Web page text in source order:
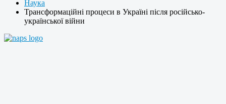
Наука
Трансформаційні процеси в Україні після російсько-
української війни